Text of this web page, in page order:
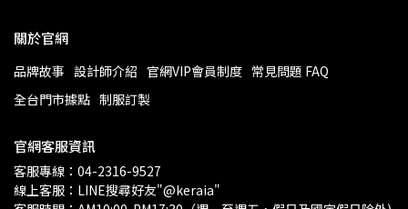
關於官網
品牌故事 設計師介紹 官網VIP會員制度 常見問題 FAQ
全台門市據點 制服訂製
官網客服資訊
客服專線：04-2316-9527
線上客服：LINE搜尋好友"@keraia"